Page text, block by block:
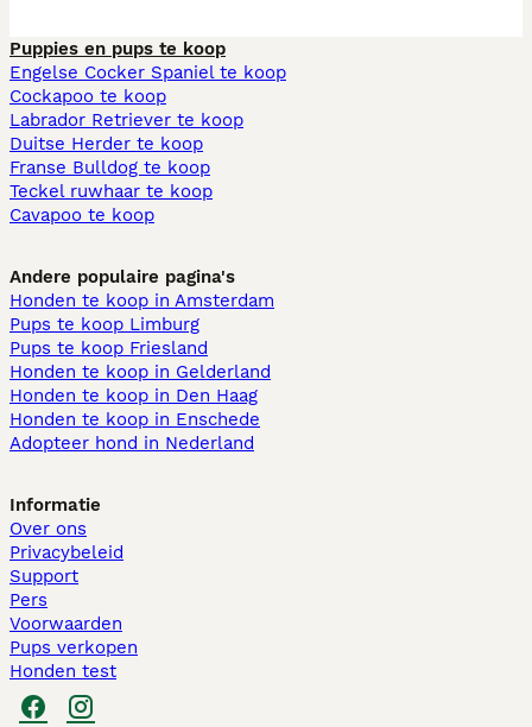
Puppies en pups te koop
Engelse Cocker Spaniel te koop
Cockapoo te koop
Labrador Retriever te koop
Duitse Herder te koop
Franse Bulldog te koop
Teckel ruwhaar te koop
Cavapoo te koop
Andere populaire pagina's
Honden te koop in Amsterdam
Pups te koop Limburg​
Pups te koop Friesland​
Honden te koop in Gelderland
Honden te koop in Den Haag
Honden te koop in Enschede
Adopteer hond in Nederland
Informatie
Over ons
Privacybeleid
Support
Pers
Voorwaarden
Pups verkopen
Honden test